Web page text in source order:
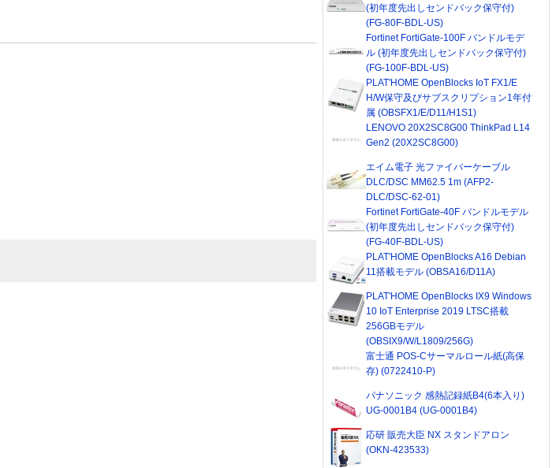
(初年度先出しセンドバック保守付)
(FG-80F-BDL-US)
Fortinet FortiGate-100F バンドルモデ
ル (初年度先出しセンドバック保守付)
(FG-100F-BDL-US)
PLAT'HOME OpenBlocks IoT FX1/E
H/W保守及びサブスクリプション1年付
属 (OBSFX1/E/D11/H1S1)
LENOVO 20X2SC8G00 ThinkPad L14
Gen2 (20X2SC8G00)
エイム電子 光ファイバーケーブル
DLC/DSC MM62.5 1m (AFP2-
DLC/DSC-62-01)
Fortinet FortiGate-40F バンドルモデル
(初年度先出しセンドバック保守付)
(FG-40F-BDL-US)
PLAT'HOME OpenBlocks A16 Debian
11搭載モデル (OBSA16/D11A)
PLAT'HOME OpenBlocks IX9 Windows
10 IoT Enterprise 2019 LTSC搭載
256GBモデル
(OBSIX9/W/L1809/256G)
富士通 POS-Cサーマルロール紙(高保
存) (0722410-P)
パナソニック 感熱記録紙B4(6本入り)
UG-0001B4 (UG-0001B4)
応研 販売大臣 NX スタンドアロン
(OKN-423533)